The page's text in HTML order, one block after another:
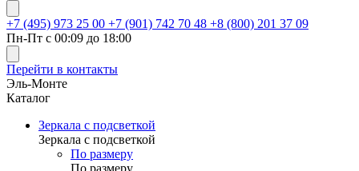
+7 (495) 973 25 00 +7 (901) 742 70 48 +8 (800) 201 37 09
Пн-Пт с 00:09 до 18:00
Перейти в контакты
Эль-Монте
Каталог
Зеркала с подсветкой
Зеркала с подсветкой
По размеру
По размеру